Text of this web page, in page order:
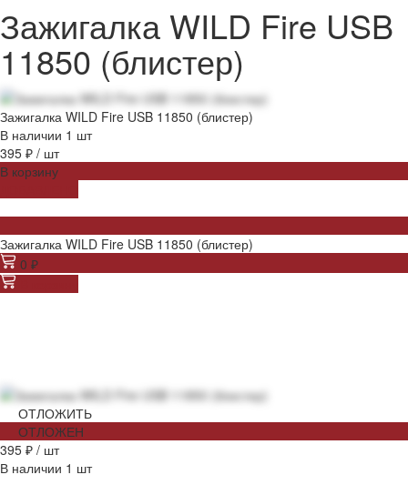
Зажигалка WILD Fire USB
11850 (блистер)
Зажигалка WILD Fire USB 11850 (блистер)
В наличии 1 шт
395 ₽ / шт
В корзину
Зажигалка WILD Fire USB 11850 (блистер)
0 ₽
ОТЛОЖИТЬ
ОТЛОЖЕН
395 ₽ / шт
В наличии 1 шт